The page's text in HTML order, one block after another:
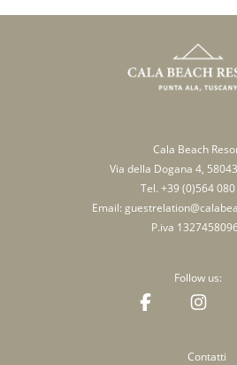
Cala Beach
Via della Dogana 4,
Tel. +39 (0)564
Email:
P.iva
Follow us:
Contatti